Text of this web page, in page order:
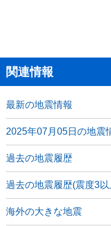
関連情報
最新の地震情報
2025年07月05日の地震
過去の地震履歴
過去の地震履歴(震度3以
海外の大きな地震